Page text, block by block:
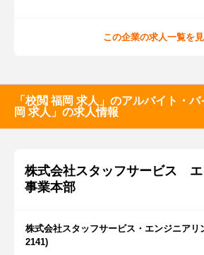
この企業の求人一覧を
「校閲 福岡 求人」のアルバイト・
岡 求人」の求人情報
株式会社スタッフサービス エ
事業本部
株式会社スタッフサービス・エンジニアリ
2141)